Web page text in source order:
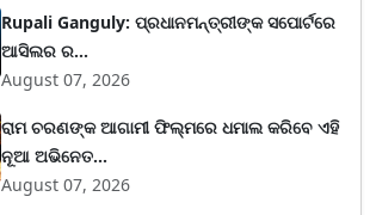
Rupali Ganguly: ପ୍ରଧାନମନ୍ତ୍ରୀଙ୍କ ସପୋର୍ଟରେ
ଆସିଲର ର...
August 07, 2026
ରାମ ଚରଣଙ୍କ ଆଗାମୀ ଫିଲ୍ମରେ ଧମାଲ କରିବେ ଏହି
ନୂଆ ଅଭିନେତ...
August 07, 2026